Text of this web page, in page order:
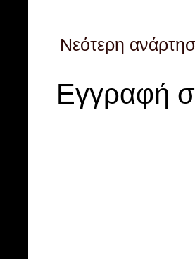
Νεότερη
Εγγραφή